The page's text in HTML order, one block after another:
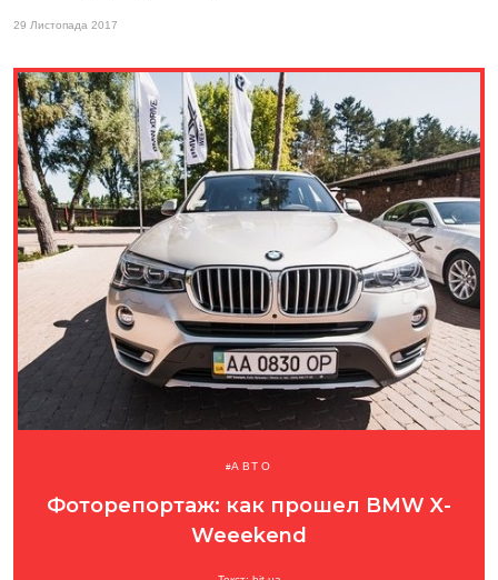
29 Листопада 2017
АВТО
Фоторепортаж: как прошел BMW X-
Weeekend